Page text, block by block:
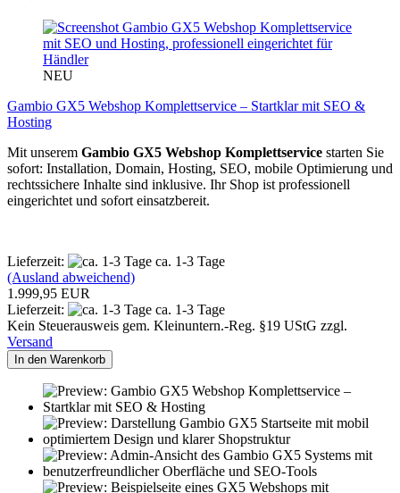
NEU
Gambio GX5 Webshop Komplettservice – Startklar mit SEO &
Hosting
Mit unserem Gambio GX5 Webshop Komplettservice starten Sie
sofort: Installation, Domain, Hosting, SEO, mobile Optimierung und
rechtssichere Inhalte sind inklusive. Ihr Shop ist professionell
eingerichtet und sofort einsatzbereit.
Lieferzeit:
ca. 1-3 Tage
(Ausland abweichend)
1.999,95 EUR
Lieferzeit:
ca. 1-3 Tage
Kein Steuerausweis gem. Kleinuntern.-Reg. §19 UStG zzgl.
Versand
In den Warenkorb